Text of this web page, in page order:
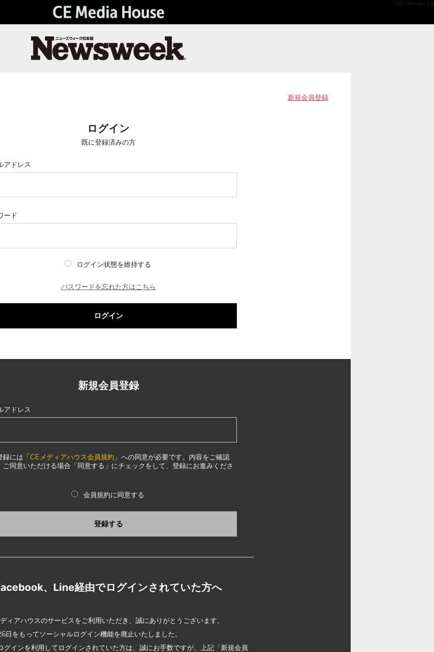
API Version 2.0
新規会員登録
ログイン
既に登録済みの方
アドレス
ード
ログイン状態を維持する
パスワードを忘れた方はこちら
ログイン
新規会員登録
アドレス
録には「CEメディアハウス会員規約 」への同意が必要です。内容をご確認
ご同意いただける場合「同意する」にチェックをして、登録にお進みくださ
会員規約に同意する
登録する
、Line経由でログインされていた方へ
ィアハウスのサービスをご利用いただき、誠にありがとうございます。
日をもってソーシャルログイン機能を廃止いたしました。
グインを利用してログインされていた方は、誠にお手数ですが、上記「新規会員